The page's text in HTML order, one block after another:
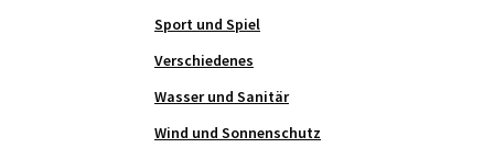
Sport und Spiel
Verschiedenes
Wasser und Sanitär
Wind und Sonnenschutz